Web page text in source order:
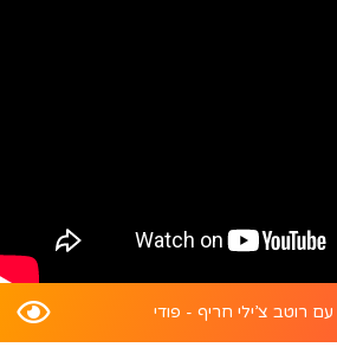
רוטב צ’ילי חריף - פודי